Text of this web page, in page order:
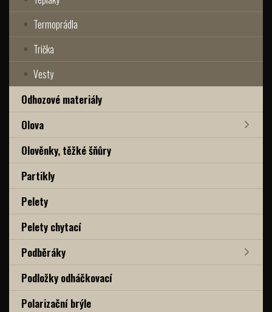
Termoprádla
Trička
Vesty
Odhozové materiály
Olova
Olověnky, těžké šňůry
Partikly
Pelety
Pelety chytací
Podběráky
Podložky odháčkovací
Polarizační brýle